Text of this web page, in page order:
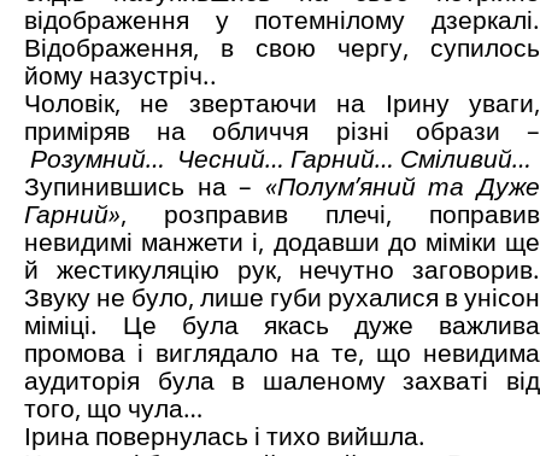
відображення у потемнілому дзеркалі.
Відображення, в свою чергу, супилось
йому назустріч..
Чоловік, не звертаючи на Ірину уваги,
приміряв на обличчя різні образи –
Розумний… Чесний… Гарний… Сміливий…
Зупинившись на – «Полум’яний та Дуже
Гарний», розправив плечі, поправив
невидимі манжети і, додавши до міміки ще
й жестикуляцію рук, нечутно заговорив.
Звуку не було, лише губи рухалися в унісон
міміці. Це була якась дуже важлива
промова і виглядало на те, що невидима
аудиторія була в шаленому захваті від
того, що чула…
Ірина повернулась і тихо вийшла.